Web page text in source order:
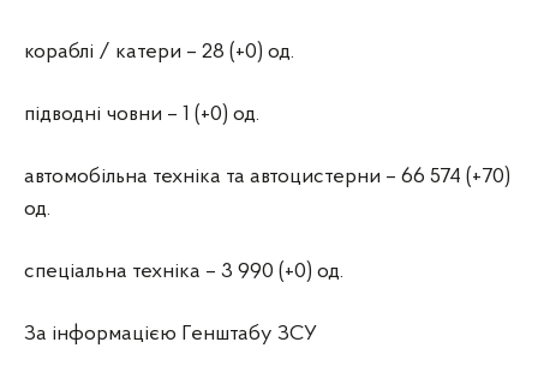
кораблі / катери – 28 (+0) од.
підводні човни – 1 (+0) од.
автомобільна техніка та автоцистерни – 66 574 (+70)
од.
спеціальна техніка – 3 990 (+0) од.
За інформацією Генштабу ЗСУ